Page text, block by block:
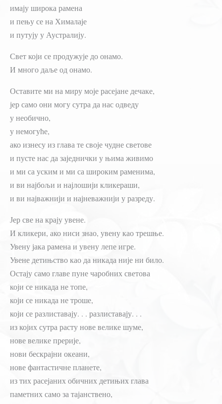
имају широка рамена
и пењу се на Хималаје
и путују у Аустралију.
Свет који се продужује до онамо.
И много даље од онамо.
Оставите ми на миру моје расејане дечаке,
јер само они могу сутра да нас одведу
у необично,
у немогуће,
ако изнесу из глава те своје чудне светове
и пусте нас да заједнички у њима живимо
и ми са уским и ми са широким раменима,
и ви најбољи и најлошији кликераши,
и ви најважнији и најневажнији у разреду.
Јер све на крају увене.
И кликери, ако ниси знао, увену као трешње.
Увену јака рамена и увену лепе игре.
Увене детињство као да никада није ни било.
Остају само главе пуне чаробних светова
који се никада не топе,
који се никада не троше,
који се разлиставају. . . разлиставају. . .
из којих сутра расту нове велике шуме,
нове велике прерије,
нови бескрајни океани,
нове фантастичне планете,
из тих расејаних обичних детињих глава
паметних само за тајанствено,